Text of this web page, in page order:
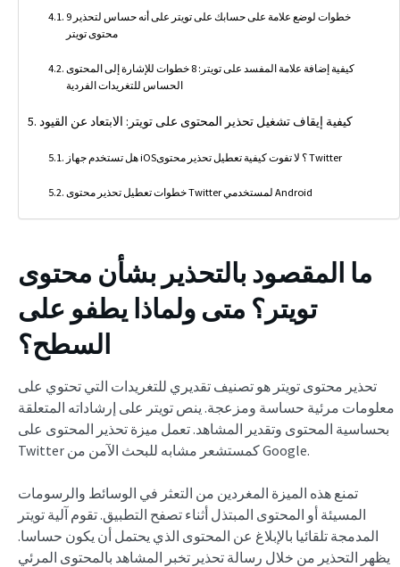
9 خطوات لوضع علامة على حسابك على تويتر على أنه حساس لتحذير
محتوى تويتر
كيفية إضافة علامة المفسد على تويتر: 8 خطوات للإشارة إلى المحتوى
الحساس للتغريدات الفردية
كيفية إيقاف تشغيل تحذير المحتوى على تويتر: الابتعاد عن القيود
هل تستخدم جهاز iOS؟ لا تفوت كيفية تعطيل تحذير محتوى Twitter
خطوات تعطيل تحذير محتوى Twitter لمستخدمي Android
ما المقصود بالتحذير بشأن محتوى
تويتر؟ متى ولماذا يطفو على
السطح؟
تحذير محتوى تويتر هو تصنيف تقديري للتغريدات التي تحتوي على
معلومات مرئية حساسة ومزعجة. ينص تويتر على إرشاداته المتعلقة
بحساسية المحتوى وتقدير المشاهد. تعمل ميزة تحذير المحتوى على
Twitter كمستشعر مشابه للبحث الآمن من Google.
تمنع هذه الميزة المغردين من التعثر في الوسائط والرسومات
المسيئة أو المحتوى المبتذل أثناء تصفح التطبيق. تقوم آلية تويتر
المدمجة تلقائيا بالإبلاغ عن المحتوى الذي يحتمل أن يكون حساسا.
يظهر التحذير من خلال رسالة تحذير تخبر المشاهد بالمحتوى المرئي